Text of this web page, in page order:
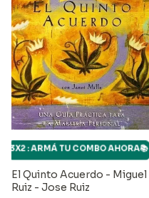
El Quinto Acuerdo - Miguel
Ruiz - Jose Ruiz
3X2 : ARMÁ TU COMBO AHORA📚